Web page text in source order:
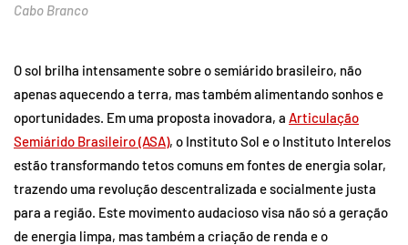
Cabo Branco
O sol brilha intensamente sobre o semiárido brasileiro, não
apenas aquecendo a terra, mas também alimentando sonhos e
oportunidades. Em uma proposta inovadora, a Articulação
Semiárido Brasileiro (ASA), o Instituto Sol e o Instituto Interelos
estão transformando tetos comuns em fontes de energia solar,
trazendo uma revolução descentralizada e socialmente justa
para a região. Este movimento audacioso visa não só a geração
de energia limpa, mas também a criação de renda e o